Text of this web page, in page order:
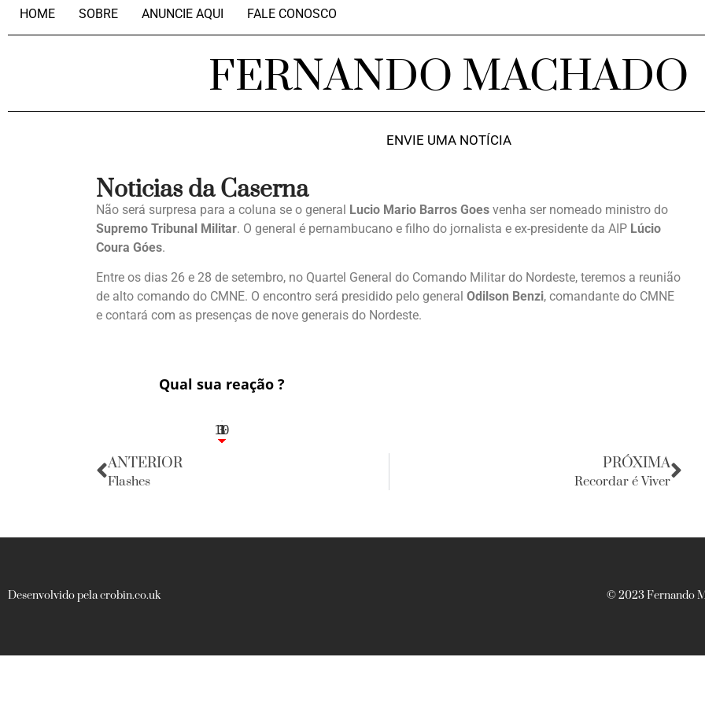
HOME SOBRE ANUNCIE AQUI FALE CONOSCO
FERNANDO MACHADO
ENVIE UMA NOTÍCIA
Noticias da Caserna
Não será surpresa para a coluna se o general Lucio Mario Barros Goes venha ser nomeado ministro do
Supremo Tribunal Militar. O general é pernambucano e filho do jornalista e ex-presidente da AIP Lúcio
Coura Góes.
Entre os dias 26 e 28 de setembro, no Quartel General do Comando Militar do Nordeste, teremos a reunião
de alto comando do CMNE. O encontro será presidido pelo general Odilson Benzi, comandante do CMNE
e contará com as presenças de nove generais do Nordeste.
Qual sua reação ?
3
1
1
3
10
ANTERIOR
Flashes
PRÓXIMA
Recordar é Viver
Desenvolvido pela crobin.co.uk © 2023 Fernando